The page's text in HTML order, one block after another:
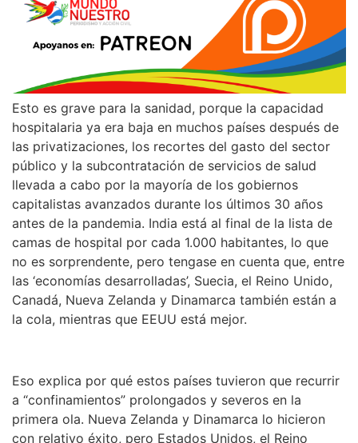
Esto es grave para la sanidad, porque la capacidad
hospitalaria ya era baja en muchos países después de
las privatizaciones, los recortes del gasto del sector
público y la subcontratación de servicios de salud
llevada a cabo por la mayoría de los gobiernos
capitalistas avanzados durante los últimos 30 años
antes de la pandemia. India está al final de la lista de
camas de hospital por cada 1.000 habitantes, lo que
no es sorprendente, pero tengase en cuenta que, entre
las ‘economías desarrolladas’, Suecia, el Reino Unido,
Canadá, Nueva Zelanda y Dinamarca también están a
la cola, mientras que EEUU está mejor.
Eso explica por qué estos países tuvieron que recurrir
a “confinamientos” prolongados y severos en la
primera ola. Nueva Zelanda y Dinamarca lo hicieron
con relativo éxito, pero Estados Unidos, el Reino